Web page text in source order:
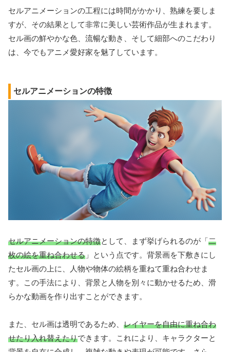
セルアニメーションの工程には時間がかかり、熟練を要しま
すが、その結果として非常に美しい芸術作品が生まれます。
セル画の鮮やかな色、流暢な動き、そして細部へのこだわり
は、今でもアニメ愛好家を魅了しています。
セルアニメーションの特徴
セルアニメーションの特徴として、まず挙げられるのが「二
枚の絵を重ね合わせる 」という点です。背景画を下敷きにし
たセル画の上に、人物や物体の絵柄を重ねて重ね合わせま
す。この手法により、背景と人物を別々に動かせるため、滑
らかな動画を作り出すことができます。
また、セル画は透明であるため、 レイヤーを自由に重ね合わ
せたり入れ替えたりできます。これにより、キャラクターと